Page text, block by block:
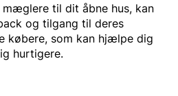
til dit åbne hus, kan
og tilgang til deres
købere, som kan hjælpe dig
hurtigere.